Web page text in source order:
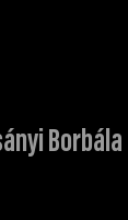
Borbála